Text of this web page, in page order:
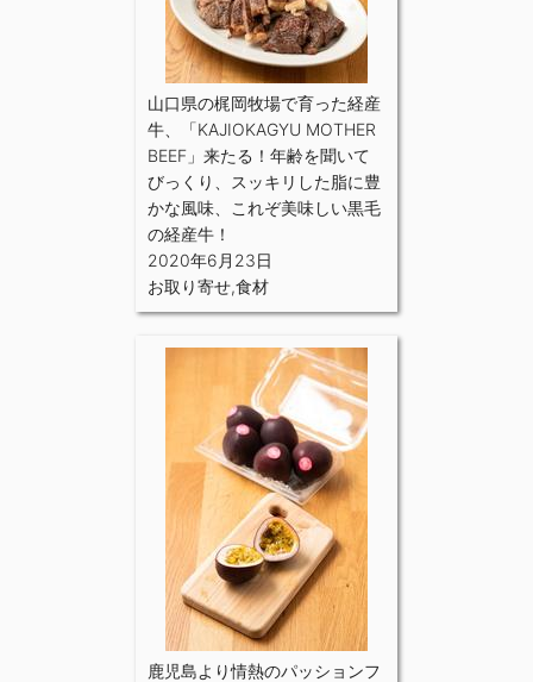
山口県の梶岡牧場で育った経産
牛、「KAJIOKAGYU MOTHER
BEEF」来たる！年齢を聞いて
びっくり、スッキリした脂に豊
かな風味、これぞ美味しい黒毛
の経産牛！
2020年6月23日
お取り寄せ,食材
鹿児島より情熱のパッションフ